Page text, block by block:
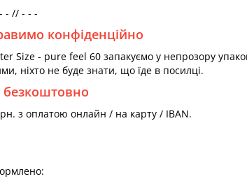
- // - - -
конфіденційно
Size - pure feel 60 запакуємо у непрозору
ніхто не буде знати, що їде в посилці.
безкоштовно
з оплатою онлайн / на карту / IBAN.